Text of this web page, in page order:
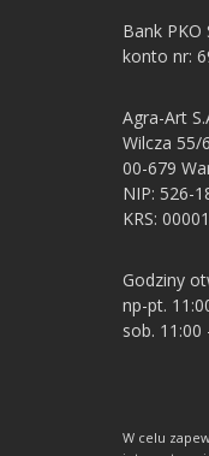
Bank PKO
konto nr:
Agra-Art
Wilcza 55/
00-679
NIP: 526-
KRS:
Godziny
np-pt.
sob. 11:00
W celu